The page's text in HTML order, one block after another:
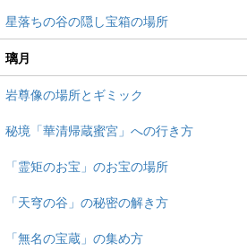
星落ちの谷の隠し宝箱の場所
璃月
岩尊像の場所とギミック
秘境「華清帰蔵蜜宮」への行き方
「霊矩のお宝」のお宝の場所
「天穹の谷」の秘密の解き方
「無名の宝蔵」の集め方